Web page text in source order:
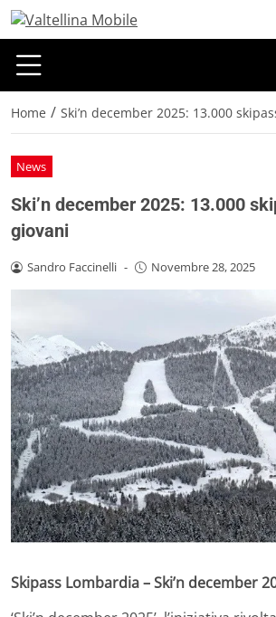
Home / Ski’n december 2025: 13.000
News
Ski’n december 2025: 13.000
giovani
Sandro Faccinelli - Novembre 28, 2025
Skipass Lombardia – Ski’n december